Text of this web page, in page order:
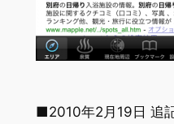
■2010年2月19日 追